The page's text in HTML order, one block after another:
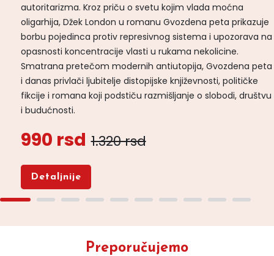
autoritarizma. Kroz priču o svetu kojim vlada moćna
oligarhija, Džek London u romanu Gvozdena peta prikazuje
borbu pojedinca protiv represivnog sistema i upozorava na
opasnosti koncentracije vlasti u rukama nekolicine.
Smatrana pretečom modernih antiutopija, Gvozdena peta
i danas privlači ljubitelje distopijske književnosti, političke
fikcije i romana koji podstiču razmišljanje o slobodi, društvu
i budućnosti.
990 rsd 1.320 rsd
Detaljnije
Preporučujemo